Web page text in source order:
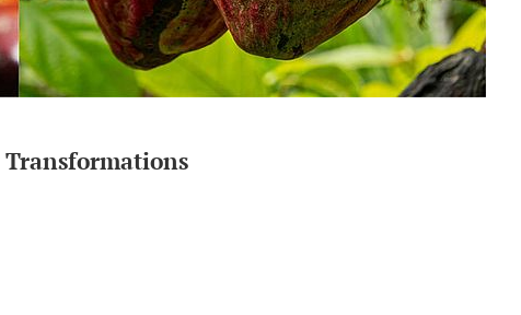
Transformations